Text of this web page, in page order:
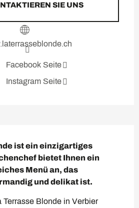
SIE UNS
Facebook Seite
Instagram Seite
ist ein einzigartiges
bietet Ihnen ein
Menü an, das
und delikat ist.
Terrasse Blonde in Verbier